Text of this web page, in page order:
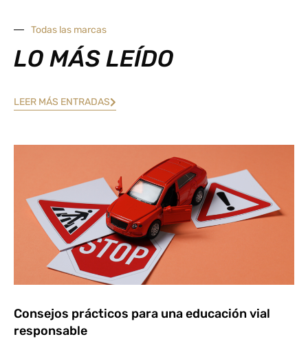
Todas las marcas
LO MÁS LEÍDO
LEER MÁS ENTRADAS
Consejos prácticos para una educación vial
responsable